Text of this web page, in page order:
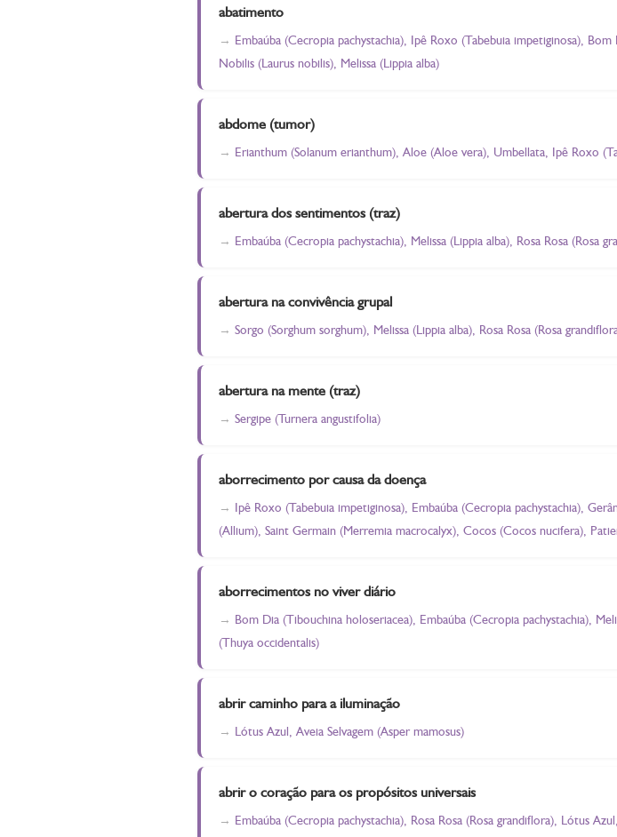
abatimento
Embaúba (Cecropia pachystachia), Ipê Roxo (Tabebuia impetiginosa),
Nobilis (Laurus nobilis), Melissa (Lippia alba)
abdome (tumor)
Erianthum (Solanum erianthum), Aloe (Aloe vera), Umbellata, Ipê Roxo
abertura dos sentimentos (traz)
Embaúba (Cecropia pachystachia), Melissa (Lippia alba), Rosa Rosa (Rosa
abertura na convivência grupal
Sorgo (Sorghum sorghum), Melissa (Lippia alba), Rosa Rosa (Rosa
abertura na mente (traz)
Sergipe (Turnera angustifolia)
aborrecimento por causa da doença
Ipê Roxo (Tabebuia impetiginosa), Embaúba (Cecropia pachystachia),
(Allium), Saint Germain (Merremia macrocalyx), Cocos (Cocos nucifera),
aborrecimentos no viver diário
Bom Dia (Tibouchina holoseriacea), Embaúba (Cecropia pachystachia),
(Thuya occidentalis)
abrir caminho para a iluminação
Lótus Azul, Aveia Selvagem (Asper mamosus)
abrir o coração para os propósitos universais
Embaúba (Cecropia pachystachia), Rosa Rosa (Rosa grandiflora), Lótus